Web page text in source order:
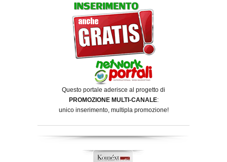
Questo portale aderisce al progetto di
PROMOZIONE MULTI-CANALE:
unico inserimento, multipla promozione!